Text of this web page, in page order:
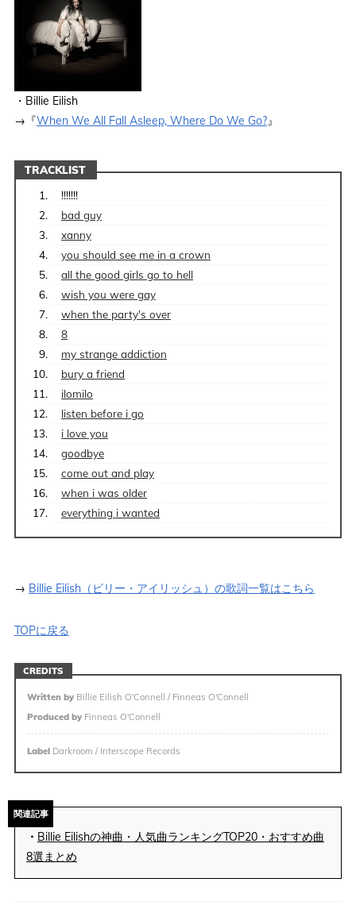
・Billie Eilish
→『When We All Fall Asleep, Where Do We Go?』
TRACKLIST
!!!!!!!
bad guy
xanny
you should see me in a crown
all the good girls go to hell
​​wish you were gay
​​when the party's over
8
my strange addiction
bury a friend
ilomilo
listen before i go
i love you
goodbye
come out and play
when i was older
everything i wanted
→ Billie Eilish（ビリー・アイリッシュ）の歌詞一覧はこちら
TOPに戻る
CREDITS
Written byBillie Eilish O'Connell / Finneas O'Connell
Produced byFinneas O'Connell
LabelDarkroom / Interscope Records
関連記事
・ Billie Eilishの神曲・人気曲ランキングTOP20・おすすめ曲
8選まとめ